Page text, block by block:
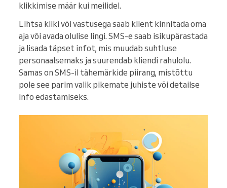
klikkimise määr kui meilidel.
Lihtsa kliki või vastusega saab klient kinnitada oma
aja või avada olulise lingi. SMS-e saab isikupärastada
ja lisada täpset infot, mis muudab suhtluse
personaalsemaks ja suurendab kliendi rahulolu.
Samas on SMS-il tähemärkide piirang, mistõttu
pole see parim valik pikemate juhiste või detailse
info edastamiseks.